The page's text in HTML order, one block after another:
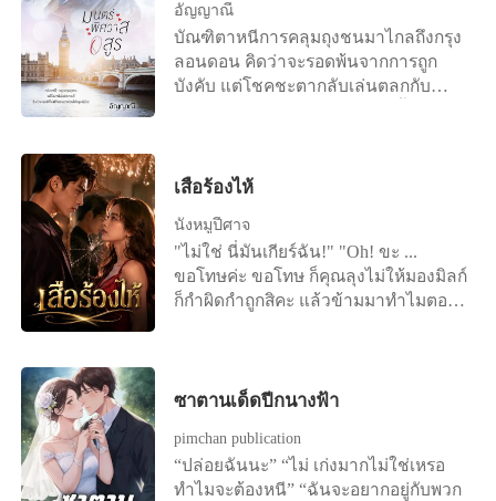
อัญญาณี
บัณฑิตาหนีการคลุมถุงชนมาไกลถึงกรุง
ลอนดอน คิดว่าจะรอดพ้นจากการถูก
บังคับ แต่โชคชะตากลับเล่นตลกกับ
“คุณจำผมไม่ได้เหรอ” คำถามชายหนุ่ม
มากว่า ตนเคยเจอเขาด้วยหรือ หล่อนใช้
ช่วงเวลาที่รู้สึกว่าไม่ปลอดภัยคิดทบทวน
ว่า เคยเจอเขาหรือไม่ “ไม่ ฉันไม่เคยเจอ
คุณ” “อ้อ...ผมลืมไป คุณจำผมไม่ได้ แต่
ติดกับแล้ว ราชสีห์หนุ่มไม่มีวันปล่อย
เสือร้องไห้
นังหมูปีศาจ
"ไม่ใช่ นี่มันเกียร์ฉัน!" "Oh! ขะ ...
ขอโทษค่ะ ขอโทษ ก็คุณลุงไม่ให้มองมิลก์
ก็กำผิดกำถูกสิคะ แล้วข้ามมาทำไมตอน
ใช่คุณลุงเหรอคะ มาสอนมิลก์ขับรถแท้ๆ
ซาตานเด็ดปีกนางฟ้า
pimchan publication
“ปล่อยฉันนะ” “ไม่ เก่งมากไม่ใช่เหรอ
ทำไมจะต้องหนี” “ฉันจะอยากอยู่กับพวก